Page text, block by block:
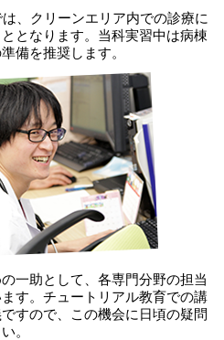
、クリーンエリア内での診療に
となります。当科実習中は病棟
備を推奨します。
一助として、各専門分野の担当
す。チュートリアル教育での講
すので、この機会に日頃の疑問
。